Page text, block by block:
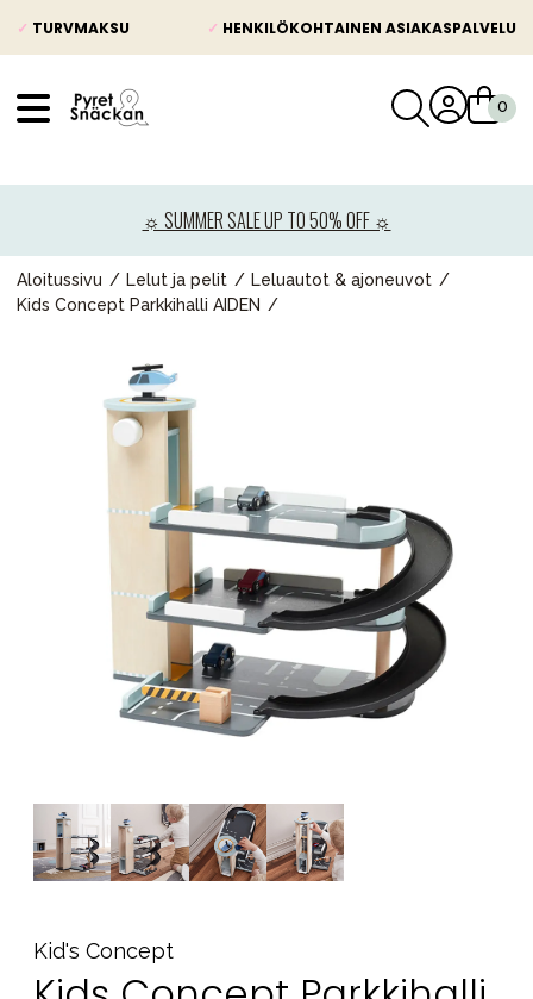
✓ TURVMAKSU ✓ HENKILÖKOHTAINEN ASIAKASPALVELU
☼ SUMMER SALE UP TO 50% OFF ☼
Aloitussivu Lelut ja pelit
Leluautot & ajoneuvot
Kids Concept Parkkihalli AIDEN
Kid's Concept
Lastenvaunut
Lasten turvaistuimet
Lapsi & vauva
Lelut ja pelit
Huonekalut & vuodevaatteet
Tarvikkeet
Varaosat
Kampanjat
Lahjavinkkejä
Suosikit
Aurinko ja uinti Outlet
Ota meihin yhteyttä osoitteessa
Myymälämme